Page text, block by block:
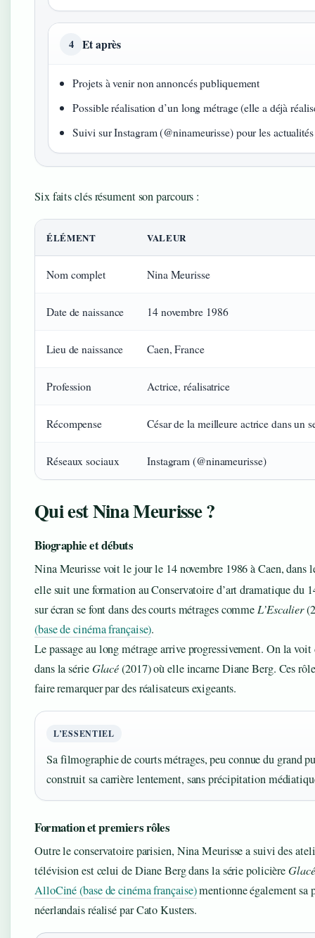
4 Et après
Projets à venir non annoncés publiquement
Possible réalisation d’un long métrage (elle a déjà
Suivi sur Instagram (@ninameurisse) pour les actualités
Six faits clés résument son parcours :
ÉLÉMENT VALEUR
Nom complet Nina Meurisse
Date de naissance 14 novembre 1986
Lieu de naissance Caen, France
Profession Actrice, réalisatrice
Récompense César de la meilleure actrice dans un
Réseaux sociaux Instagram (@ninameurisse)
Qui est Nina Meurisse ?
Biographie et débuts
Nina Meurisse voit le jour le 14 novembre 1986 à Caen, dans
elle suit une formation au Conservatoire d’art dramatique du
sur écran se font dans des courts métrages commeL’Escalier
(base de cinéma française).
Le passage au long métrage arrive progressivement. On la
dans la sérieGlacé(2017) où elle incarne Diane Berg. Ces
faire remarquer par des réalisateurs exigeants.
L’ESSENTIEL
Sa filmographie de courts métrages, peu connue du grand
construit sa carrière lentement, sans précipitation
Formation et premiers rôles
Outre le conservatoire parisien, Nina Meurisse a suivi des
télévision est celui de Diane Berg dans la série policièreGlacé
AlloCiné (base de cinéma française)mentionne également sa
néerlandais réalisé par Cato Kusters.